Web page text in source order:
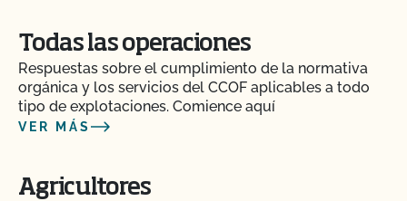
Todas las operaciones
Respuestas sobre el cumplimiento de la normativa
orgánica y los servicios del CCOF aplicables a todo
tipo de explotaciones. Comience aquí
VER MÁS
Agricultores
¿Cómo añado una nueva parcela a mi certificación
CCOF?
¿Cómo me beneficia la Certificación de Seguridad
Alimentaria de CCOF como agricultor orgánico?
¿Cómo se mantiene la salud del ganado orgánico?